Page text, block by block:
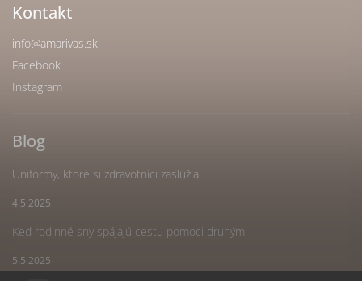
Kontakt
info@amarivas.sk
Facebook
Instagram
Blog
Uniformy, ktoré si zdravotníci zaslúžia
4.5.2025
Keď rodinné sny spájajú cestu pomoci druhým
5.5.2025